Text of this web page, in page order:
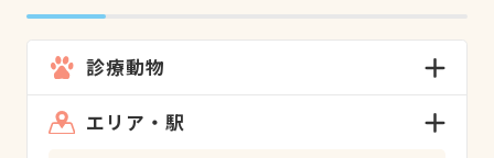
診療動物
エリア・駅